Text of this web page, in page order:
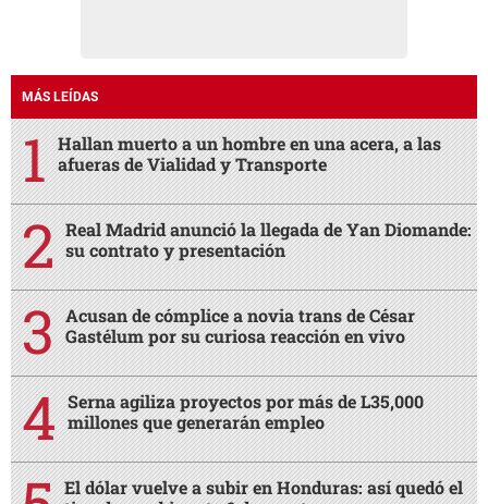
MÁS LEÍDAS
Hallan muerto a un hombre en una acera, a las
afueras de Vialidad y Transporte
Real Madrid anunció la llegada de Yan Diomande:
su contrato y presentación
Acusan de cómplice a novia trans de César
Gastélum por su curiosa reacción en vivo
Serna agiliza proyectos por más de L35,000
millones que generarán empleo
El dólar vuelve a subir en Honduras: así quedó el